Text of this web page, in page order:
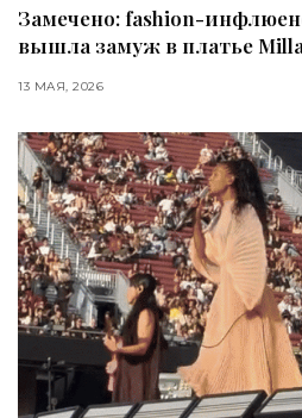
Замечено: fashion-
вышла замуж в платье
13 МАЯ, 2026